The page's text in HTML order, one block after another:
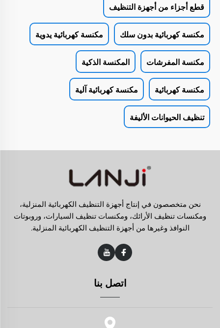
قطع أجزاء من أجهزة التنظيف
مكنسة كهربائية بدون سلك مكنسة كهربائية يدوية
مكنسة المفرشات المكنسة الذكية
مكنسة كهربائية مكنسة كهربائية آلية
تنظيف الحيوانات الأليفة
نحن متخصصون في إنتاج أجهزة التنظيف الكهربائية المنزلية،
ومكنسات تنظيف الأرائك، ومكنسات تنظيف السيارات، وروبوتات
النوافذ وغيرها من أجهزة التنظيف الكهربائية المنزلية.
اتصل بنا